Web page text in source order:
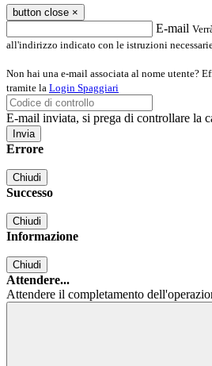
button close ×
E-mail
all'indirizzo indicato con le istruzioni
Non hai una e-mail associata al nome utente?
tramite la Login Spaggiari
E-mail inviata, si prega di controllare la
Errore
Chiudi
Successo
Chiudi
Informazione
Chiudi
Attendere...
Attendere il completamento